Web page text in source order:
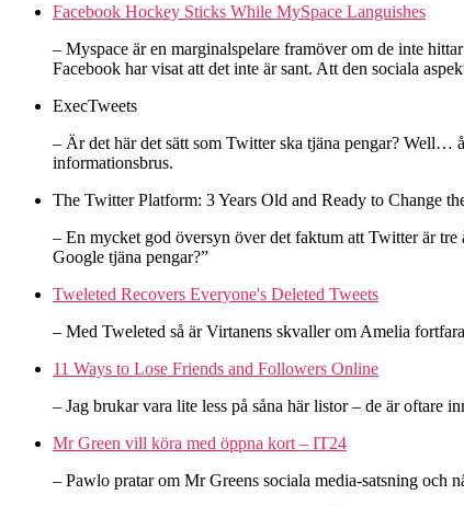
Facebook Hockey Sticks While MySpace Languishes
– Myspace är en marginalspelare framöver om de inte
Facebook har visat att det inte är sant. Att den sociala
ExecTweets
– Är det här det sätt som Twitter ska tjäna pengar? Well…
informationsbrus.
The Twitter Platform: 3 Years Old and Ready to Change
– En mycket god översyn över det faktum att Twitter är
Google tjäna pengar?”
Tweleted Recovers Everyone's Deleted Tweets
– Med Tweleted så är Virtanens skvaller om Amelia
11 Ways to Lose Friends and Followers Online
– Jag brukar vara lite less på såna här listor – de är oftare
Mr Green vill köra med öppna kort – IT24
– Pawlo pratar om Mr Greens sociala media-satsning och